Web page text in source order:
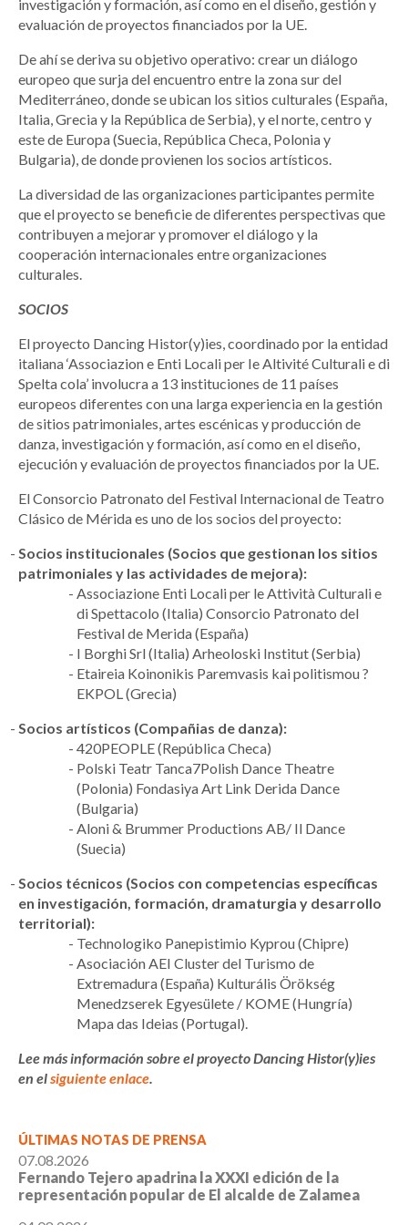
investigación y formación, así como en el diseño, gestión y
evaluación de proyectos financiados por la UE.
De ahí se deriva su objetivo operativo: crear un diálogo
europeo que surja del encuentro entre la zona sur del
Mediterráneo, donde se ubican los sitios culturales (España,
Italia, Grecia y la República de Serbia), y el norte, centro y
este de Europa (Suecia, República Checa, Polonia y
Bulgaria), de donde provienen los socios artísticos.
La diversidad de las organizaciones participantes permite
que el proyecto se beneficie de diferentes perspectivas que
contribuyen a mejorar y promover el diálogo y la
cooperación internacionales entre organizaciones
culturales.
SOCIOS
El proyecto Dancing Histor(y)ies, coordinado por la entidad
italiana ‘Associazion e Enti Locali per Ie Altivité Culturali e di
Spelta cola’ involucra a 13 instituciones de 11 países
europeos diferentes con una larga experiencia en la gestión
de sitios patrimoniales, artes escénicas y producción de
danza, investigación y formación, así como en el diseño,
ejecución y evaluación de proyectos financiados por la UE.
El Consorcio Patronato del Festival Internacional de Teatro
Clásico de Mérida es uno de los socios del proyecto:
Socios institucionales (Socios que gestionan los sitios
patrimoniales y las actividades de mejora):
Associazione Enti Locali per le Attività Culturali e
di Spettacolo (Italia) Consorcio Patronato del
Festival de Merida (España)
I Borghi Srl (Italia) Arheoloski Institut (Serbia)
Etaireia Koinonikis Paremvasis kai politismou ?
EKPOL (Grecia)
Socios artísticos (Compañias de danza):
420PEOPLE (República Checa)
Polski Teatr Tanca7Polish Dance Theatre
(Polonia) Fondasiya Art Link Derida Dance
(Bulgaria)
Aloni & Brummer Productions AB/ Il Dance
(Suecia)
Socios técnicos (Socios con competencias específicas
en investigación, formación, dramaturgia y desarrollo
territorial):
Technologiko Panepistimio Kyprou (Chipre)
Asociación AEI Cluster del Turismo de
Extremadura (España) Kulturális Örökség
Menedzserek Egyesülete / KOME (Hungría)
Mapa das Ideias (Portugal).
Lee más información sobre el proyecto Dancing Histor(y)ies
en elsiguiente enlace.
ÚLTIMAS NOTAS DE PRENSA
07.08.2026
Fernando Tejero apadrina la XXXI edición de la
representación popular de El alcalde de Zalamea